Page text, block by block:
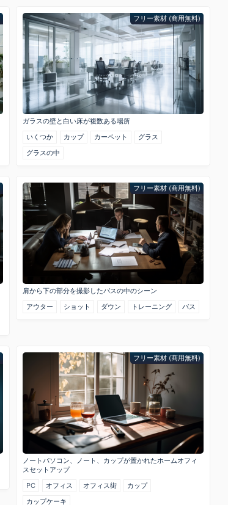
フリー素材 (商用無料)
ガラスの壁と白い床が複数ある場所
いくつか
カップ カーペット
グラス
グラスの中
フリー素材 (商用無料)
肩から下の部分を撮影したバスの中のシーン
アウター
ショット ダウン トレーニング バス
フリー素材 (商用無料)
ノートパソコン、ノート、カップが置かれたホームオフィ
スセットアップ
PC
オフィス オフィス街
カップ
カップケーキ